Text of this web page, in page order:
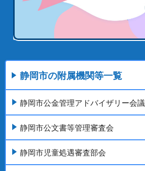
静岡市の附属機関等一覧
静岡市公金管理アドバイザリー会議
静岡市公文書等管理審査会
静岡市児童処遇審査部会